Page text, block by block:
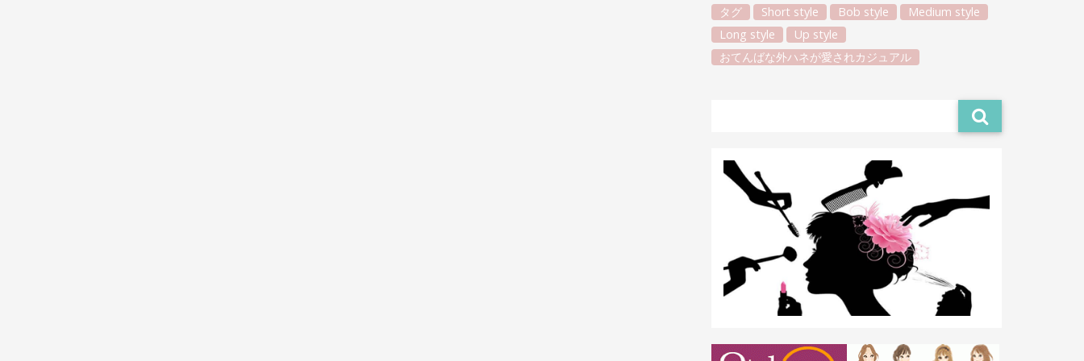
タグ Short style Bob style
Medium style
Long style
Up style
おてんばな外ハネが愛されカジュアル